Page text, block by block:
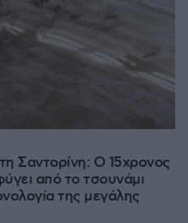
Σαντορίνη: Ο 15χρονος
από το τσουνάμι
της μεγάλης